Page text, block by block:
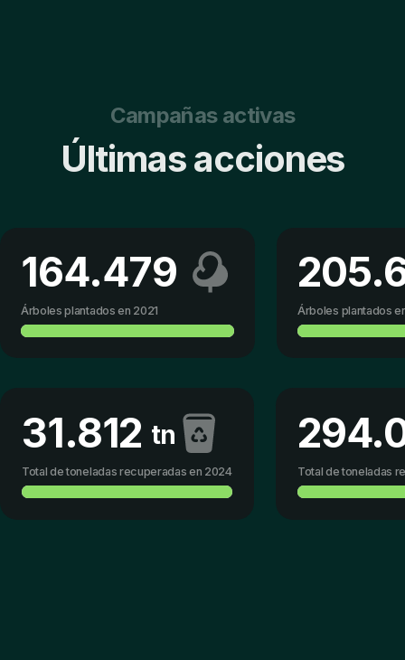
Campañas activas
Últimas acciones
164.479
Árboles plantados en 2021 Árboles plantados
31.812 tn
Total de toneladas recuperadas en 2024 Total de toneladas